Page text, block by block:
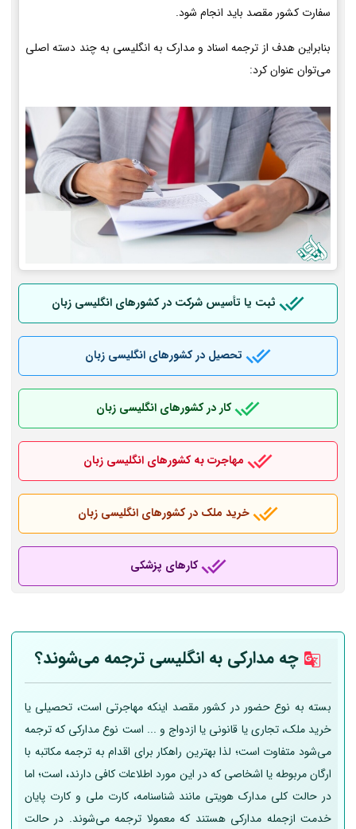
سفارت کشور مقصد باید انجام شود.
بنابراین هدف از ترجمه اسناد و مدارک به انگلیسی به چند دسته اصلی
می‌توان عنوان کرد:
ثبت یا تأسیس شرکت در کشورهای انگلیسی زبان
تحصیل در کشورهای انگلیسی زبان
کار در کشورهای انگلیسی زبان
مهاجرت به کشورهای انگلیسی زبان
خرید ملک در کشورهای انگلیسی زبان
کارهای پزشکی
چه مدارکی به انگلیسی ترجمه می‌شوند؟
بسته به نوع حضور در کشور مقصد اینکه مهاجرتی است، تحصیلی یا
خرید ملک، تجاری یا قانونی یا ازدواج و ... است نوع مدارکی که ترجمه
می‌شود متفاوت است؛ لذا بهترین راهکار برای اقدام به ترجمه مکاتبه با
ارگان مربوطه یا اشخاصی که در این مورد اطلاعات کافی دارند، است؛ اما
در حالت کلی مدارک هویتی مانند شناسنامه، کارت ملی و کارت پایان
خدمت ازجمله مدارکی هستند که معمولا ترجمه می‌شوند. در حالت